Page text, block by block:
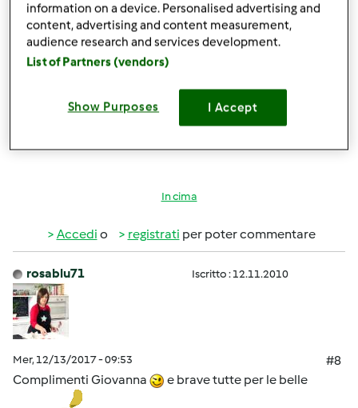
Magat Iscritto : 26.03.2014
Mer, 12/13/2017 - 10:13
Bravissime a tutte... complimenti ammila👏🏻👏🏻👏🏻
In cima
Accedi o registrati per poter commentare
rosablu71 Iscritto : 12.11.2010
Mer, 12/13/2017 - 09:53
#8
Complimenti Giovanna
e brave tutte per le belle
information on a device. Personalised advertising and
content, advertising and content measurement,
audience research and services development.
List of Partners (vendors)
Show Purposes I Accept